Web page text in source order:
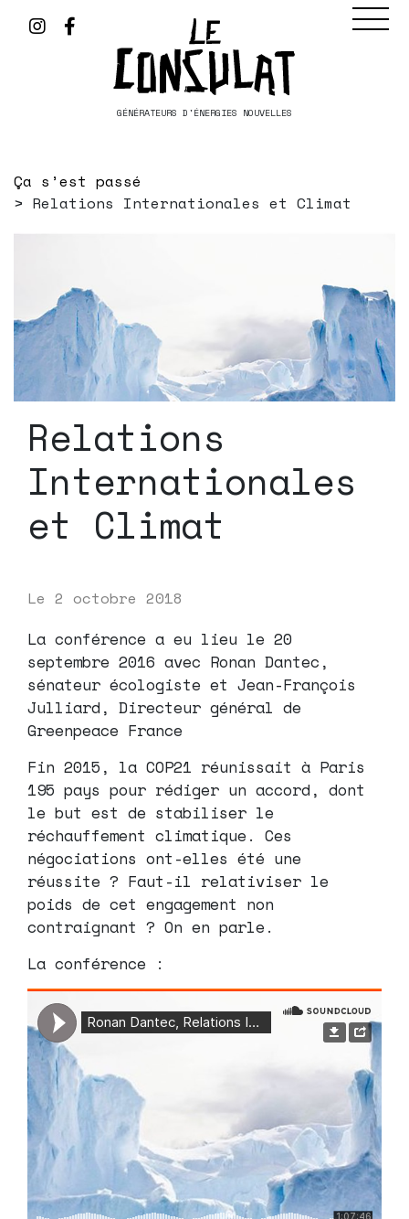
GÉNÉRATEURS D'ÉNERGIES NOUVELLES
Ça s’est passé
Relations Internationales et Climat
Relations
Internationales
et Climat
Le 2 octobre 2018
La conférence a eu lieu le 20
septembre 2016 avec Ronan Dantec,
sénateur écologiste et Jean-François
Julliard, Directeur général de
Greenpeace France
Fin 2015, la COP21 réunissait à Paris
195 pays pour rédiger un accord, dont
le but est de stabiliser le
réchauffement climatique. Ces
négociations ont-elles été une
réussite ? Faut-il relativiser le
poids de cet engagement non
contraignant ? On en parle.
La conférence :